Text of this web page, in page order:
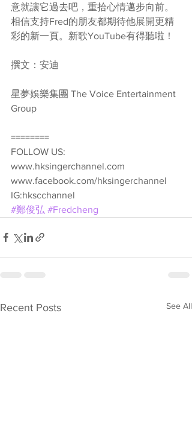
意就讓它過去吧，重拾心情邁步向前。
相信支持Fred的朋友都期待他展開更精
彩的新一頁。新歌YouTube有得聽啦！
撰文：安迪
星夢娛樂集團 The Voice Entertainment
Group
========
FOLLOW US:
www.hksingerchannel.com
www.facebook.com/hksingerchannel
IG:hkscchannel
#鄭俊弘 #Fredcheng
Recent Posts See All